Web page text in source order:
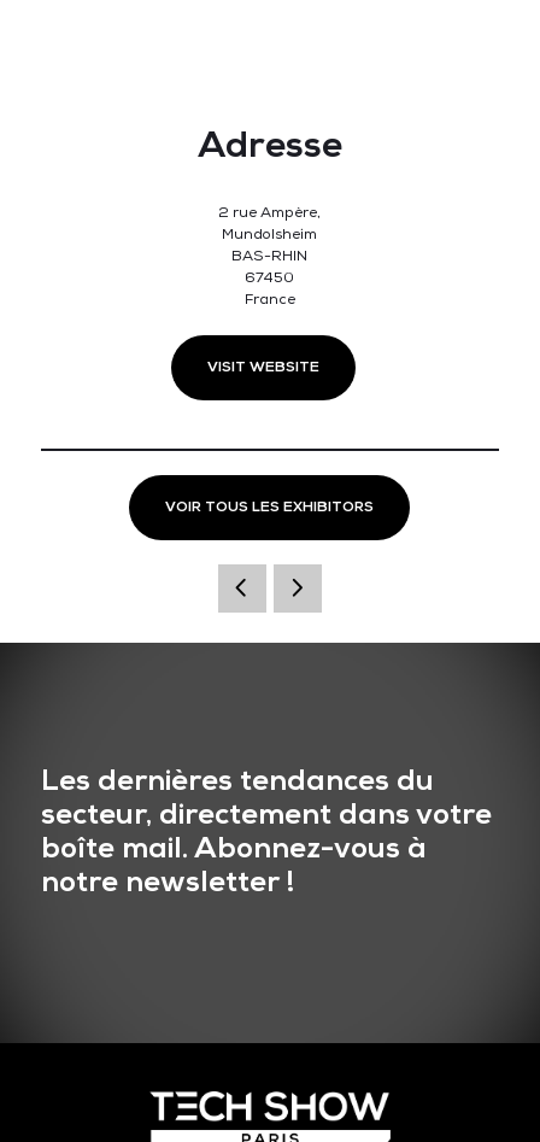
Adresse
2 rue Ampère,
Mundolsheim
BAS-RHIN
67450
France
VISIT WEBSITE
VOIR TOUS LES EXHIBITORS
Les dernières tendances du
secteur, directement dans votre
boîte mail. Abonnez-vous à
notre newsletter !